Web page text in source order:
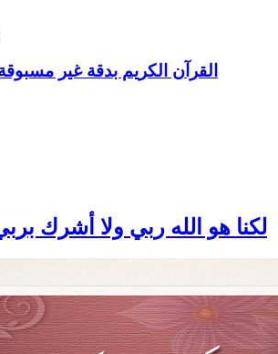
القرآن الكريم بدقة غير
018038 لكنا هو الله ربي ولا أشرك